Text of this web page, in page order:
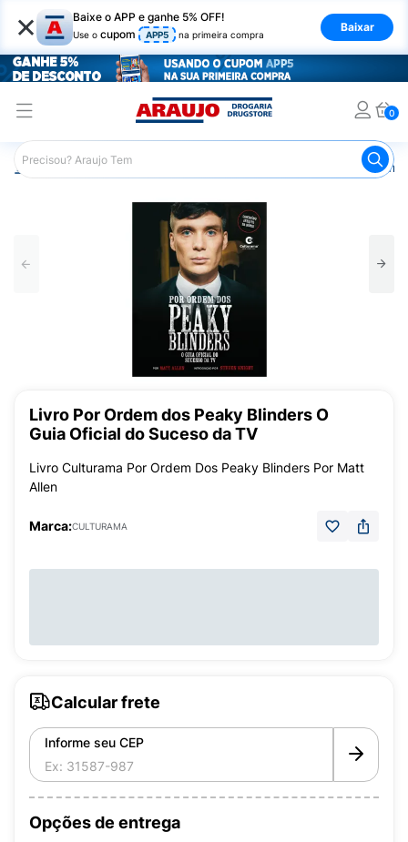
× Baixe o APP e ganhe 5% OFF!
Use o cupom APP5 na primeira compra
Baixar
0
Araujo Mercado Livro Por Ordem
Livro Por Ordem dos Peaky Blinders O
Guia Oficial do Suceso da TV
Livro Culturama Por Ordem Dos Peaky Blinders Por Matt
Allen
Marca:CULTURAMA
Calcular frete
Informe seu CEP
Opções de entrega